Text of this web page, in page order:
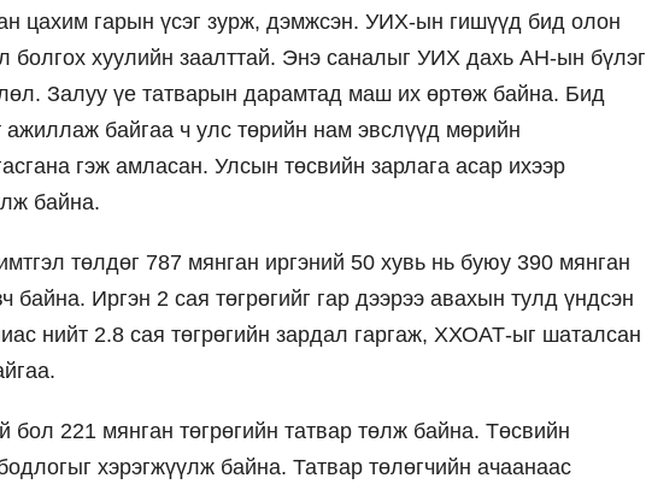
цахим гарын үсэг зурж, дэмжсэн. УИХ-ын гишүүд бид олон
болгох хуулийн заалттай. Энэ саналыг УИХ дахь АН-ын бүлэг
Залуу үе татварын дарамтад маш их өртөж байна. Бид
ажиллаж байгаа ч улс төрийн нам эвслүүд мөрийн
гэж амласан. Улсын төсвийн зарлага асар ихээр
байна.
төлдөг 787 мянган иргэний 50 хувь нь буюу 390 мянган
байна. Иргэн 2 сая төгрөгийг гар дээрээ авахын тулд үндсэн
нийт 2.8 сая төгрөгийн зардал гаргаж, ХХОАТ-ыг шаталсан
бол 221 мянган төгрөгийн татвар төлж байна. Төсвийн
хэрэгжүүлж байна. Татвар төлөгчийн ачаанаас